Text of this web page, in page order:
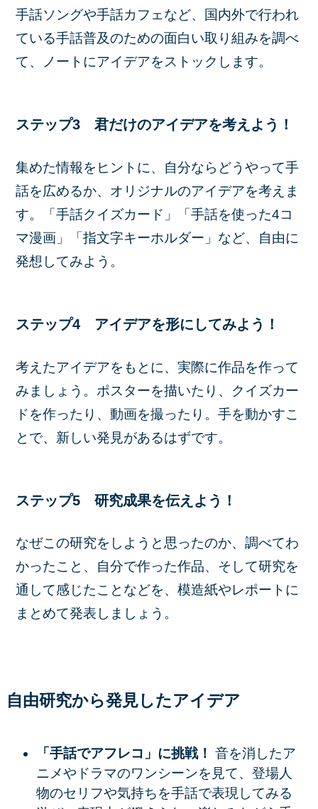
手話ソングや手話カフェなど、国内外で行われ
ている手話普及のための面白い取り組みを調べ
て、ノートにアイデアをストックします。
ステップ3 君だけのアイデアを考えよう！
集めた情報をヒントに、自分ならどうやって手
話を広めるか、オリジナルのアイデアを考えま
す。「手話クイズカード」「手話を使った4コ
マ漫画」「指文字キーホルダー」など、自由に
発想してみよう。
ステップ4 アイデアを形にしてみよう！
考えたアイデアをもとに、実際に作品を作って
みましょう。ポスターを描いたり、クイズカー
ドを作ったり、動画を撮ったり。手を動かすこ
とで、新しい発見があるはずです。
ステップ5 研究成果を伝えよう！
なぜこの研究をしようと思ったのか、調べてわ
かったこと、自分で作った作品、そして研究を
通して感じたことなどを、模造紙やレポートに
まとめて発表しましょう。
自由研究から発見したアイデア
「手話でアフレコ」に挑戦！ 音を消したア
ニメやドラマのワンシーンを見て、登場人
物のセリフや気持ちを手話で表現してみる